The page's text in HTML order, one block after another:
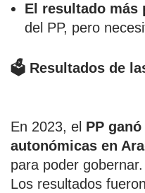
El resultado más
del PP, pero
🗳️ Resultados de
En 2023, el PP
autonómicas en
para poder gobernar.
Los resultados